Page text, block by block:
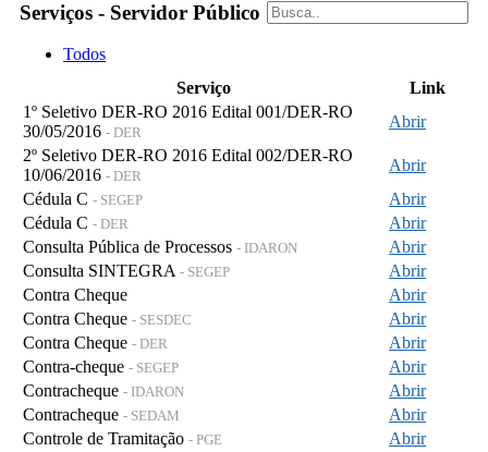
Serviços - Servidor Público
Todos
Serviço
Link
1º Seletivo DER-RO 2016 Edital 001/DER-RO
30/05/2016 - DER
Abrir
2º Seletivo DER-RO 2016 Edital 002/DER-RO
10/06/2016 - DER
Abrir
Cédula C - SEGEP
Abrir
Cédula C - DER
Abrir
Consulta Pública de Processos - IDARON
Abrir
Consulta SINTEGRA - SEGEP
Abrir
Contra Cheque
Abrir
Contra Cheque - SESDEC
Abrir
Contra Cheque - DER
Abrir
Contra-cheque - SEGEP
Abrir
Contracheque - IDARON
Abrir
Contracheque - SEDAM
Abrir
Controle de Tramitação - PGE
Abrir